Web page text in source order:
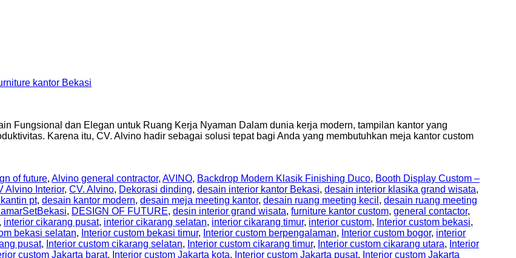
Fungsional dan Elegan untuk Ruang Kerja Nyaman Dalam dunia kerja modern, tampilan kantor yang
Karena itu, CV. Alvino hadir sebagai solusi tepat bagi Anda yang membutuhkan meja kantor custom
of future, Alvino general contractor, AVINO, Backdrop Modern Klasik Finishing Duco, Booth Display Custom –
Alvino Interior, CV. Alvino, Dekorasi dinding, desain interior kantor Bekasi, desain interior klasika grand wisata,
pt, desain kantor modern, desain meja meeting kantor, desain ruang meeting kecil , desain ruang meeting
, DESIGN OF FUTURE, desin interior grand wisata, furniture kantor custom, general contactor,
interior cikarang pusat, interior cikarang selatan, interior cikarang timur, interior custom, Interior custom bekasi,
bekasi selatan, Interior custom bekasi timur, Interior custom berpengalaman, Interior custom bogor, interior
pusat, Interior custom cikarang selatan, Interior custom cikarang timur, Interior custom cikarang utara, Interior
custom Jakarta barat, Interior custom Jakarta kota, Interior custom Jakarta pusat, Interior custom Jakarta